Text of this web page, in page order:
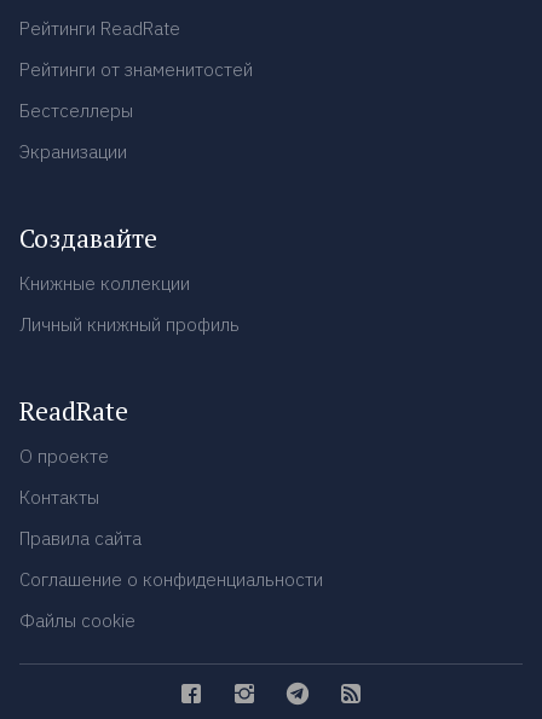
Рейтинги ReadRate
Рейтинги от знаменитостей
Бестселлеры
Экранизации
Создавайте
Книжные коллекции
Личный книжный профиль
ReadRate
О проекте
Контакты
Правила сайта
Соглашение о конфиденциальности
Файлы cookie